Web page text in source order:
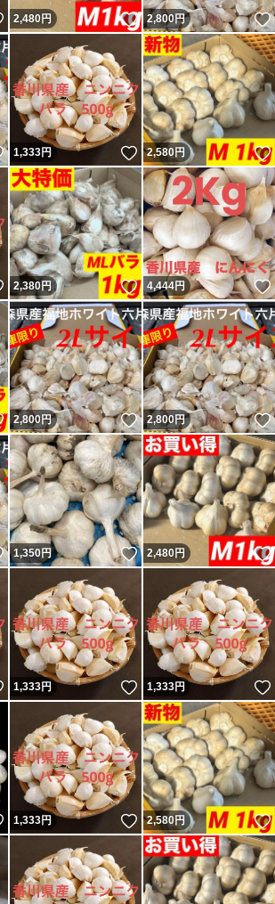
いいね！
2,480円 いいね！
2,800円
いいね！
1,333円 いいね！
2,580円
いいね！
2,380円 いいね！
4,444円
いいね！
2,800円 いいね！
2,800円
いいね！
1,350円 いいね！
2,480円
いいね！
1,333円 いいね！
1,333円
いいね！
1,333円 いいね！
2,580円